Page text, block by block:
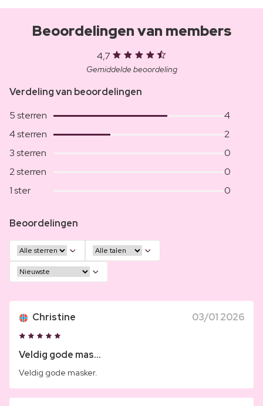
Beoordelingen van members
4,7
Gemiddelde beoordeling
Verdeling van beoordelingen
5 sterren
4
4 sterren
2
3 sterren
0
2 sterren
0
1 ster
0
Beoordelingen
Christine 03/01 2026
Veldig gode mas...
Veldig gode masker.